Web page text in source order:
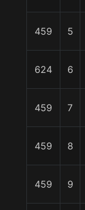
459 5
624 6
459 7
459 8
459 9